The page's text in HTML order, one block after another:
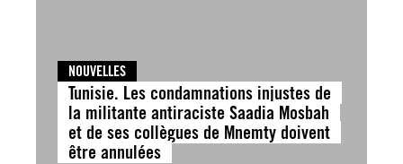
NOUVELLES
Tunisie. Les condamnations injustes de
la militante antiraciste Saadia Mosbah
et de ses collègues de Mnemty doivent
être annulées